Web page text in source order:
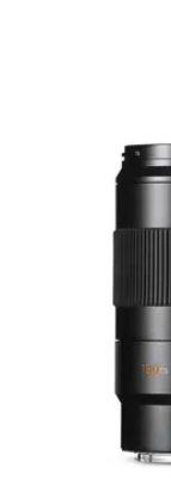
最小物場
最大放大比